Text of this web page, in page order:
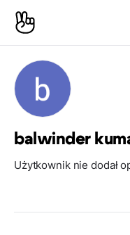
balwinder
Użytkownik nie dodał